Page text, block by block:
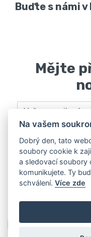
Buďte s námi
Mějte
Email
Odesláním souhlasíte
nabízení a zpracování
Haščáková, IČ:
souhlas odvolat. Více
Na vašem
Dobrý den, tato
soubory cookie k
a sledovací soubory
komunikujete. Ty
schválení.Více zde